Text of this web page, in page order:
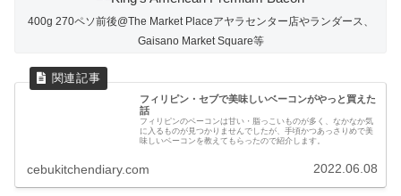
400g 270ペソ前後@The Market Placeアヤラセンター店やランダース、
Gaisano Market Square等
フィリピン・セブで美味しいベーコンがやっと買えた
話
フィリピンのベーコンは甘い・脂っこいものが多く、なかなか気
に入るものが見つかりませんでしたが、手頃かつあっさりめで美
味しいベーコンを教えてもらったので紹介します。
cebukitchendiary.com 2022.06.08